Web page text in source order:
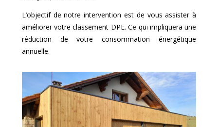
L’objectif de notre intervention est de vous assister à
améliorer votre classement DPE. Ce qui impliquera une
réduction de votre consommation énergétique
annuelle.